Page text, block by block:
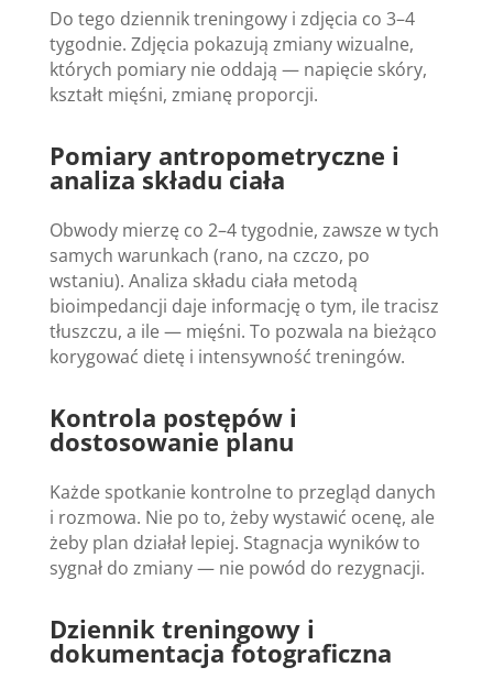
Do tego dziennik treningowy i zdjęcia co 3–4
tygodnie. Zdjęcia pokazują zmiany wizualne,
których pomiary nie oddają — napięcie skóry,
kształt mięśni, zmianę proporcji.
Pomiary antropometryczne i
analiza składu ciała
Obwody mierzę co 2–4 tygodnie, zawsze w tych
samych warunkach (rano, na czczo, po
wstaniu). Analiza składu ciała metodą
bioimpedancji daje informację o tym, ile tracisz
tłuszczu, a ile — mięśni. To pozwala na bieżąco
korygować dietę i intensywność treningów.
Kontrola postępów i
dostosowanie planu
Każde spotkanie kontrolne to przegląd danych
i rozmowa. Nie po to, żeby wystawić ocenę, ale
żeby plan działał lepiej. Stagnacja wyników to
sygnał do zmiany — nie powód do rezygnacji.
Dziennik treningowy i
dokumentacja fotograficzna